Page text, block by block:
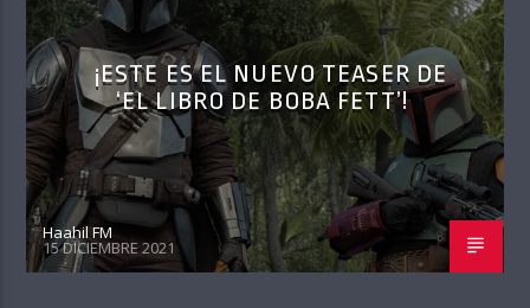
¡ESTE ES EL NUEVO TEASER DE
‘EL LIBRO DE BOBA FETT’!
Haahil FM
15 DICIEMBRE 2021